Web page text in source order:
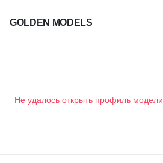
GOLDEN MODELS
Не удалось открыть профиль модели.